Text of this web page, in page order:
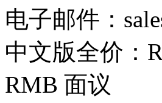
电子邮件：
中文版全价：
RMB 面议